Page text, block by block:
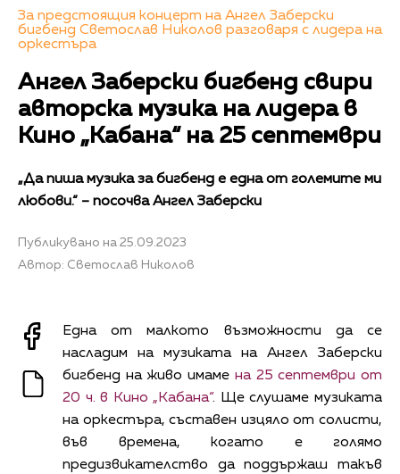
За предстоящия концерт на Ангел Заберски
бигбенд Светослав Николов разговаря с лидера на
оркестъра
Ангел Заберски бигбенд свири
авторска музика на лидера в
Кино „Кабана“ на 25 септември
„Да пиша музика за бигбенд е една от големите ми
любови.“ – посочва Ангел Заберски
Публикувано на 25.09.2023
Автор: Светослав Николов
Една от малкото възможности да се
насладим на музиката на Ангел Заберски
бигбенд на живо имаме на 25 септември от
20 ч. в Кино „Кабана“. Ще слушаме музиката
на оркестъра, съставен изцяло от солисти,
във времена, когато е голямо
предизвикателство да поддържаш такъв